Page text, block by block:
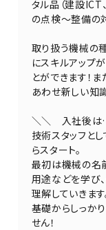
タル品（建設ICT
の点検～整備の
取り扱う機械の
にスキルアップ
とができます！
あわせ新しい知
＼＼ 入社後
技術スタッフと
らスタート。
最初は機械の名
用途などを学び
理解していきま
基礎からしっか
せん！